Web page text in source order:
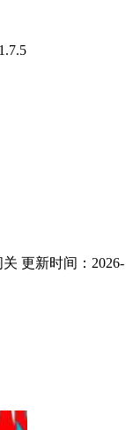
关 更新时间：2026-